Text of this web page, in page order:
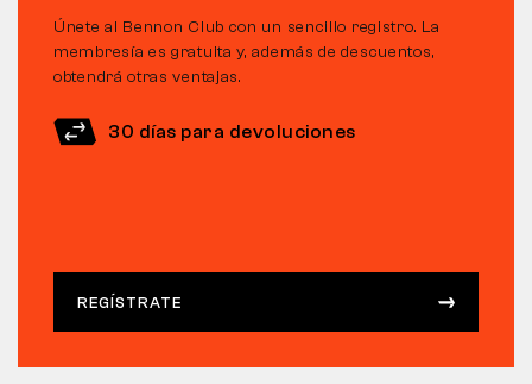
Únete al Bennon Club con un sencillo registro. La
membresía es gratuita y, además de descuentos,
obtendrá otras ventajas.
30 días para devoluciones
REGÍSTRATE